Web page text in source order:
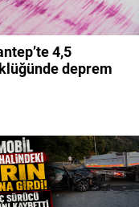
4,5
deprem